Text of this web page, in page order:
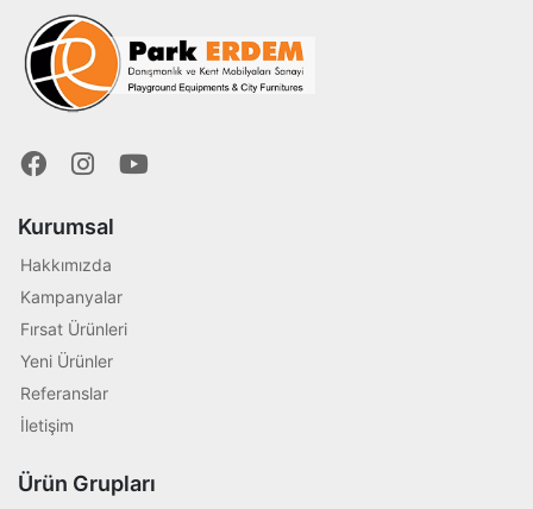
Kurumsal
Hakkımızda
Kampanyalar
Fırsat Ürünleri
Yeni Ürünler
Referanslar
İletişim
Ürün Grupları